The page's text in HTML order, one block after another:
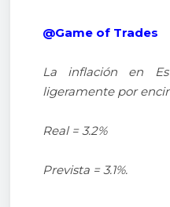
@Game of Trades
La inflación en
ligeramente por
Real = 3.2%
Prevista = 3.1%.